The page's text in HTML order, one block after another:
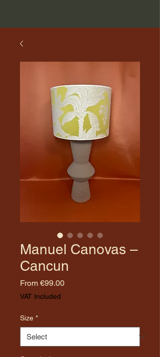
Manuel Canovas –
Cancun
From €99.00Sale
VAT Included
Size *